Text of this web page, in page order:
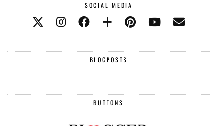
SOCIAL MEDIA
BLOGPOSTS
BUTTONS